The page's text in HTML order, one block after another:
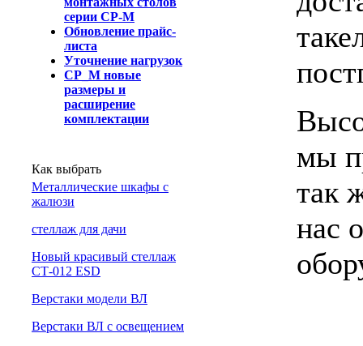
серии СР-М
Обновление прайс-
листа
Уточнение нагрузок
СР_М новые
размеры и
расширение
комплектации
Как выбрать
Металлические шкафы с
жалюзи
cтеллаж для дачи
Новый красивый стеллаж
СТ-012 ESD
Верстаки модели ВЛ
Верстаки ВЛ с освещением
мы
так
нас